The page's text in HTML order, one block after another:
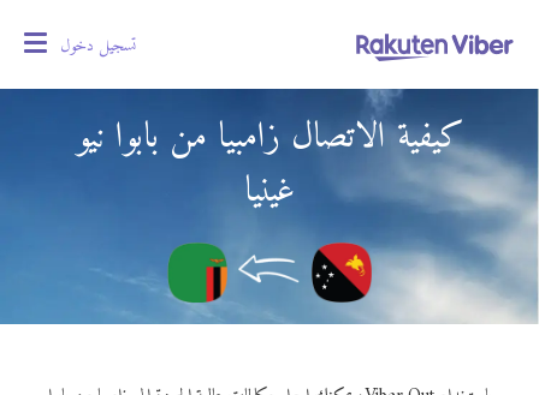
تسجيل دخول
كيفية الاتصال زامبيا من بابوا نيو
غينيا